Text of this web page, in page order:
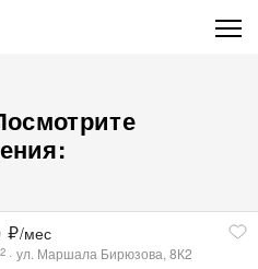
/мес
2 ул. Маршала Бирюзова, 8К2